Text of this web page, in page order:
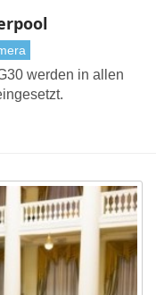
werden in allen